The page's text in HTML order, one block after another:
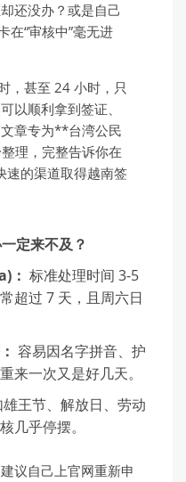
还没办？或是自己
在“审核中”毫无进
甚至 24 小时，只
以顺利拿到签证、
章专为**台湾公民
理，完整告诉你在
速的渠道取得越南签
定来不及？
： 标准处理时间 3-5
超过 7 天，且周六日
容易因名字拼音、护
来一次又是好几天。
雄王节、解放日、劳动
几乎停摆。
议自己上官网重新申